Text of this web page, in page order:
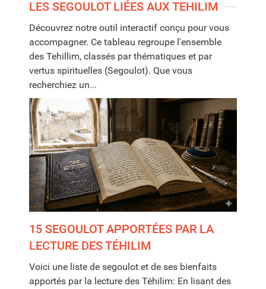
LES SEGOULOT LIÉES AUX TEHILIM
Découvrez notre outil interactif conçu pour vous
accompagner. Ce tableau regroupe l'ensemble
des Tehillim, classés par thématiques et par
vertus spirituelles (Segoulot). Que vous
recherchiez un...
15 SEGOULOT APPORTÉES PAR LA
LECTURE DES TÉHILIM
Voici une liste de segoulot et de ses bienfaits
apportés par la lecture des Téhilim: En lisant des